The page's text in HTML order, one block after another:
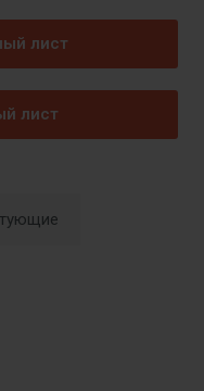
лист
лист